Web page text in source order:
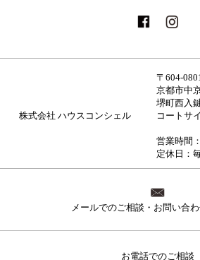
株式会社 ハウスコンシェル
〒604-
京都市中
堺町西入
コートサ
営業時間
定休日：
メールでのご相談・お問い合
お電話でのご相談